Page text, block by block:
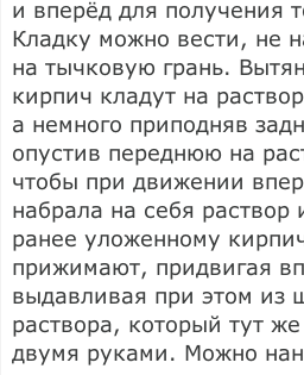
и вперёд для получения
Кладку можно вести, не
на тычковую грань.
кирпич кладут на
а немного приподняв
опустив переднюю на
чтобы при движении
набрала на себя раствор
ранее уложенному
прижимают, придвигая
выдавливая при этом из
раствора, который тут
двумя руками. Можно